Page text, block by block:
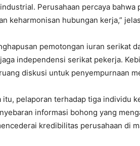
Perusahaan percaya
keharmonisan hubungan kerja,”
pemotongan iuran serikat
independensi serikat pekerja.
diskusi untuk penyempurnaan
itu, pelaporan terhadap tiga individu
informasi bohong yang
kredibilitas perusahaan di